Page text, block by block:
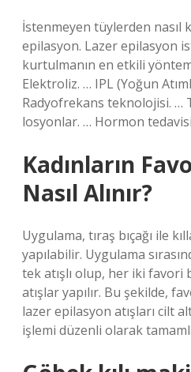
İstenmeyen tüylerden nasıl
epilasyon. Lazer epilasyon
kurtulmanın en etkili
Elektroliz. … IPL (Yoğun
Radyofrekans teknolojisi. …
losyonlar. … Hormon
Kadınların
Nasıl Alınır?
Uygulama, tıraş bıçağı ile
yapılabilir. Uygulama
tek atışlı olup, her iki favori
atışlar yapılır. Bu şekilde,
lazer epilasyon atışları cilt
işlemi düzenli olarak